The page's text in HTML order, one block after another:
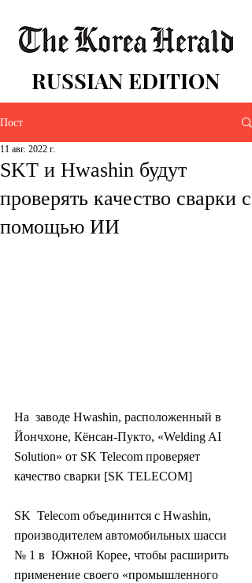
RUSSIAN EDITION
Пост
SKT и Hwashin будут
проверять качество сварки с
помощью ИИ
11 авг. 2022 г.
На  заводе Hwashin, расположенный в
Йончхоне, Кёнсан-Пукто, «Welding AI
Solution» от SK Telecom проверяет
качество сварки [SK TELECOM]
SK  Telecom объединится с Hwashin,
производителем автомобильных шасси
№ 1 в  Южной Корее, чтобы расширить
применение своего «промышленного